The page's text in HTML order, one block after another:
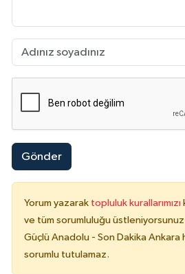
Gönder
Yorum yazarak topluluk kurallarımızı
ve tüm sorumluluğu
Güçlü Anadolu - Son Dakika
sorumlu tutulamaz.